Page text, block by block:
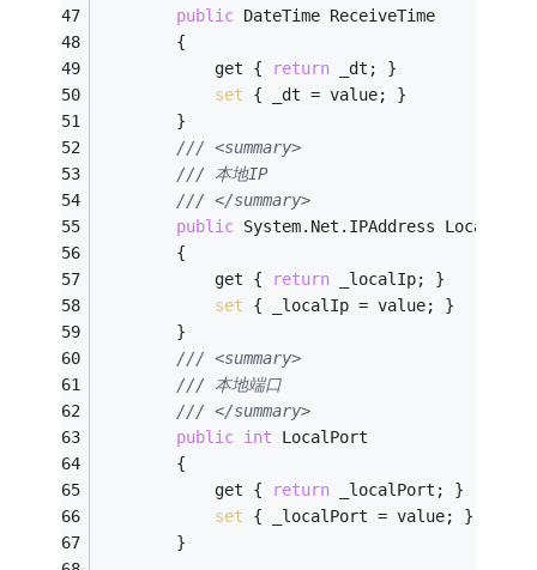
public DateTime ReceiveTime
        {
            get {
return _dt; }
set { _dt = value; }
        }
/// <summary>
/// 本地IP
/// </summary>
public System.Net.IPAddress LocalIP
        {
            get {
return _localIp; }
set { _localIp = value; }
        }
/// <summary>
/// 本地端口
/// </summary>
public int LocalPort
        {
            get {
return _localPort; }
set { _localPort = value; }
        }